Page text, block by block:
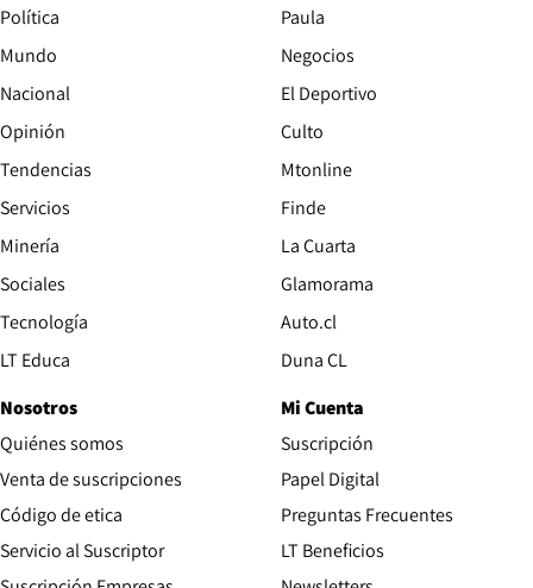
Política
Mundo
Nacional
Opinión
Tendencias
Servicios
Minería
Sociales
Tecnología
LT Educa
Paula
Negocios
El Deportivo
Culto
Mtonline
Finde
La Cuarta
Glamorama
Auto.clOpens in new window
Duna CLOpens in new window
Nosotros
Quiénes somos
Venta de suscripciones
Código de etica Opens in new window
Servicio al Suscriptor
Mi Cuenta
Suscripción
Papel DigitalOpens in new
Preguntas Frecuentes
LT Beneficios